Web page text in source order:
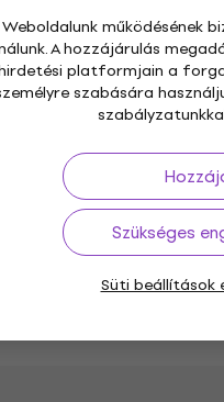
Weboldalunk működésének
A hozzájárulás
platformjain a
szabására
Szükséges
Süti beállítások